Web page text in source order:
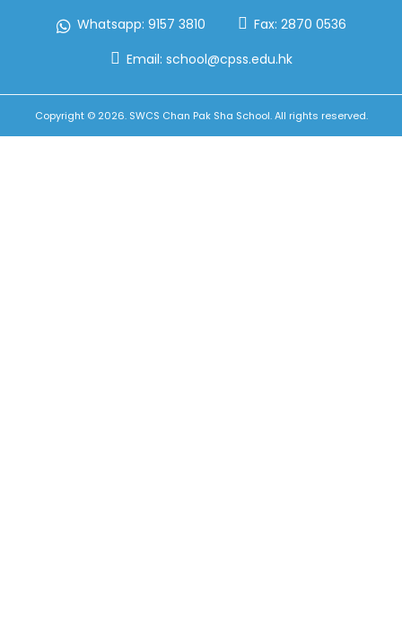
Whatsapp: 9157 3810 Fax: 2870 0536
Email: school@cpss.edu.hk
Copyright © 2026. SWCS Chan Pak Sha School. All rights reserved.